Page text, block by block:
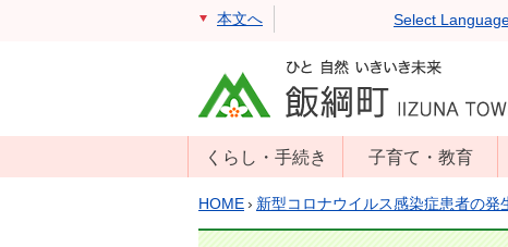
本文へ Select
くらし・手続き
戸籍・住民票・
子育て・教育
年齢別子育て情
HOME› 新型コロナウイルス感染症患者の発